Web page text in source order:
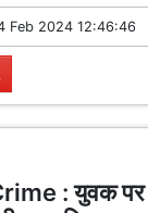
Feb 2024 12:46:46
: युवक पर